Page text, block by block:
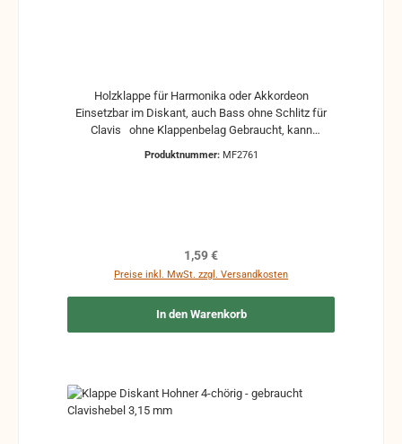
Holzklappe für Harmonika oder Akkordeon
Einsetzbar im Diskant, auch Bass ohne Schlitz für
Clavis ohne Klappenbelag Gebraucht, kann
Produktnummer: MF2761
Regulärer Preis:
1,59 €
Preise inkl. MwSt. zzgl. Versandkosten
In den Warenkorb